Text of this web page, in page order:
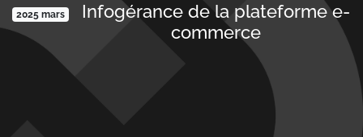
2025 mars
Infogérance de la plateforme e-
commerce